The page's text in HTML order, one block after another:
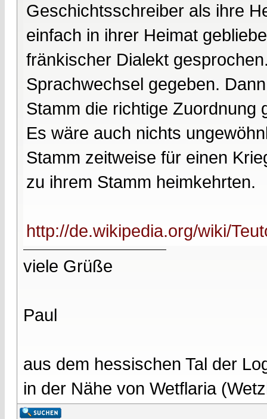
Geschichtsschreiber als ihre
einfach in ihrer Heimat
fränkischer Dialekt
Sprachwechsel gegeben.
Stamm die richtige Zuordnung
Es wäre auch nichts
Stamm zeitweise für einen
zu ihrem Stamm heimkehrten.
http://de.wikipedia.org/wiki/
viele Grüße
Paul
aus dem hessischen Tal der
in der Nähe von Wetflaria